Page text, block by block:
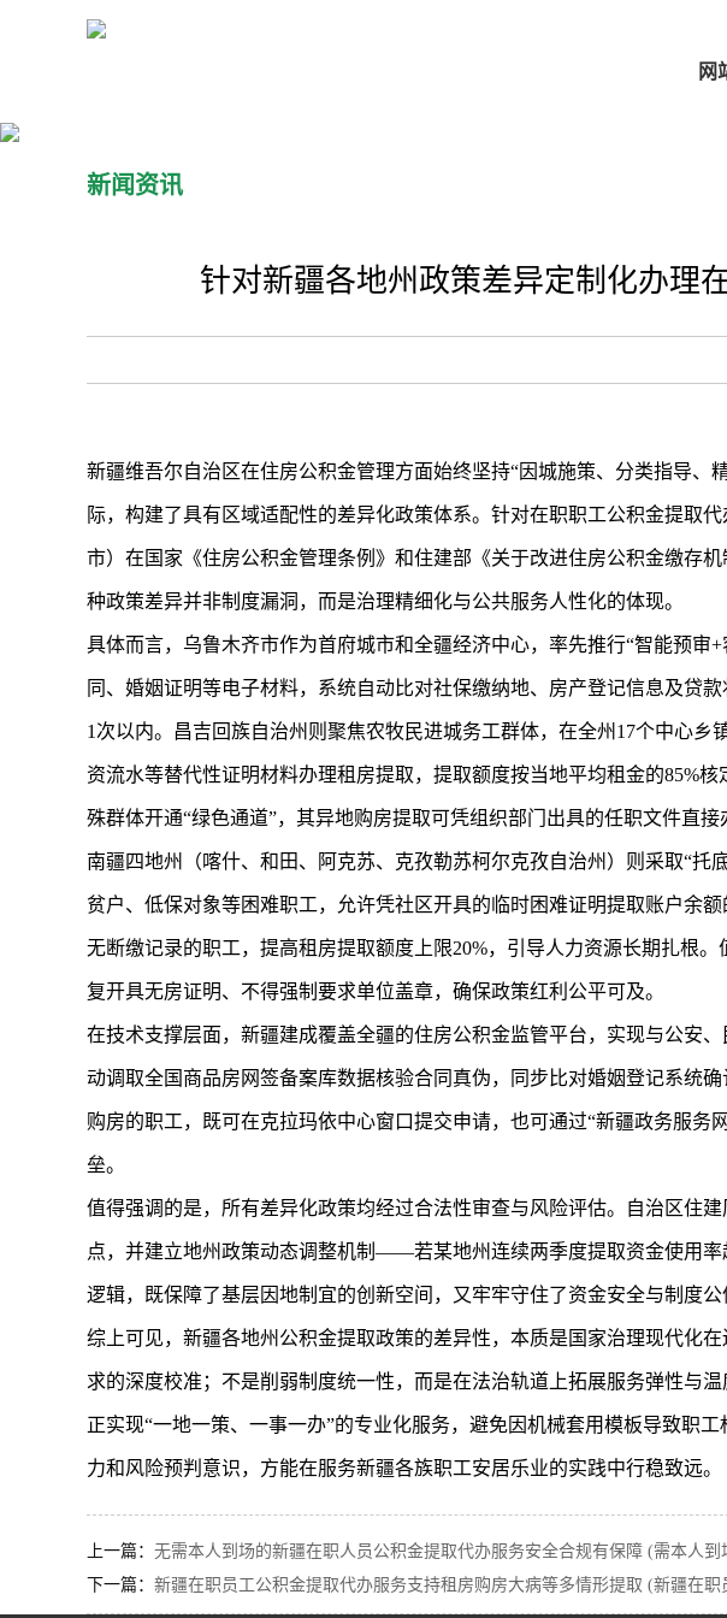
网
新闻资讯
针对新疆各地州政策差异定制化办理
新疆维吾尔自治区在住房公积金管理方面始终坚持“因城施策、分类指导
际，构建了具有区域适配性的差异化政策体系。针对在职职工公积金提取
市）在国家《住房公积金管理条例》和住建部《关于改进住房公积金缴存
种政策差异并非制度漏洞，而是治理精细化与公共服务人性化的体现。
具体而言，乌鲁木齐市作为首府城市和全疆经济中心，率先推行“智能预
同、婚姻证明等电子材料，系统自动比对社保缴纳地、房产登记信息及贷
1次以内。昌吉回族自治州则聚焦农牧民进城务工群体，在全州17个中心
资流水等替代性证明材料办理租房提取，提取额度按当地平均租金的85%
殊群体开通“绿色通道”，其异地购房提取可凭组织部门出具的任职文件直
南疆四地州（喀什、和田、阿克苏、克孜勒苏柯尔克孜自治州）则采取“
贫户、低保对象等困难职工，允许凭社区开具的临时困难证明提取账户余
无断缴记录的职工，提高租房提取额度上限20%，引导人力资源长期扎根
复开具无房证明、不得强制要求单位盖章，确保政策红利公平可及。
在技术支撑层面，新疆建成覆盖全疆的住房公积金监管平台，实现与公安
动调取全国商品房网签备案库数据核验合同真伪，同步比对婚姻登记系统
购房的职工，既可在克拉玛依中心窗口提交申请，也可通过“新疆政务服
垒。
值得强调的是，所有差异化政策均经过合法性审查与风险评估。自治区住
点，并建立地州政策动态调整机制——若某地州连续两季度提取资金使用
逻辑，既保障了基层因地制宜的创新空间，又牢牢守住了资金安全与制度公
综上可见，新疆各地州公积金提取政策的差异性，本质是国家治理现代化
求的深度校准；不是削弱制度统一性，而是在法治轨道上拓展服务弹性与
正实现“一地一策、一事一办”的专业化服务，避免因机械套用模板导致职
力和风险预判意识，方能在服务新疆各族职工安居乐业的实践中行稳致远。
上一篇： 无需本人到场的新疆在职人员公积金提取代办服务安全合规有保障 (需本人到
下一篇： 新疆在职员工公积金提取代办服务支持租房购房大病等多情形提取 (新疆在职